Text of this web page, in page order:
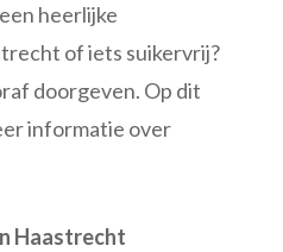
heerlijke
of iets suikervrij?
doorgeven. Op dit
informatie over
Haastrecht